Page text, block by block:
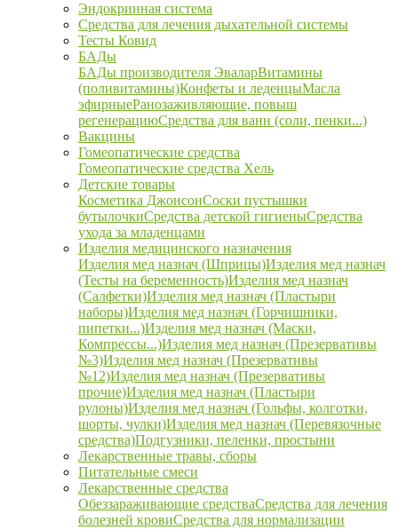
Эндокринная система
Средства для лечения дыхательной системы
Тесты Ковид
БАДы
БАДы производителя ЭваларВитамины
(поливитамины)Конфеты и леденцыМасла
эфирныеРанозаживляющие, повыш
регенерациюСредства для ванн (соли, пенки...)
Вакцины
Гомеопатические средства
Гомеопатические средства Хель
Детские товары
Косметика ДжонсонСоски пустышки
бутылочкиСредства детской гигиеныСредства
ухода за младенцами
Изделия медицинского назначения
Изделия мед назнач (Шприцы)Изделия мед назнач
(Тесты на беременность)Изделия мед назнач
(Салфетки)Изделия мед назнач (Пластыри
наборы)Изделия мед назнач (Горчишники,
пипетки...)Изделия мед назнач (Маски,
Компрессы...)Изделия мед назнач (Презервативы
№3)Изделия мед назнач (Презервативы
№12)Изделия мед назнач (Презервативы
прочие)Изделия мед назнач (Пластыри
рулоны)Изделия мед назнач (Гольфы, колготки,
шорты, чулки)Изделия мед назнач (Перевязочные
средства)Подгузники, пеленки, простыни
Лекарственные травы, сборы
Питательные смеси
Лекарственные средства
Обеззараживающие средстваСредства для лечения
болезней кровиСредства для нормализации